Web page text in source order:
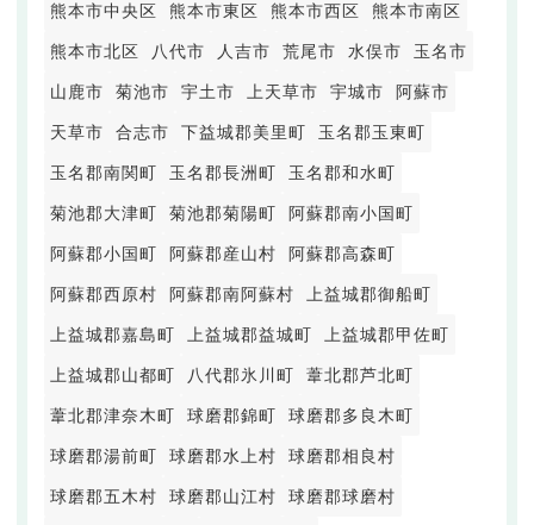
熊本市中央区 熊本市東区 熊本市西区 熊本市南区
熊本市北区 八代市 人吉市 荒尾市 水俣市 玉名市
山鹿市 菊池市 宇土市 上天草市 宇城市 阿蘇市
天草市 合志市 下益城郡美里町 玉名郡玉東町
玉名郡南関町 玉名郡長洲町 玉名郡和水町
菊池郡大津町 菊池郡菊陽町 阿蘇郡南小国町
阿蘇郡小国町 阿蘇郡産山村 阿蘇郡高森町
阿蘇郡西原村 阿蘇郡南阿蘇村 上益城郡御船町
上益城郡嘉島町 上益城郡益城町 上益城郡甲佐町
上益城郡山都町 八代郡氷川町 葦北郡芦北町
葦北郡津奈木町 球磨郡錦町 球磨郡多良木町
球磨郡湯前町 球磨郡水上村 球磨郡相良村
球磨郡五木村 球磨郡山江村 球磨郡球磨村